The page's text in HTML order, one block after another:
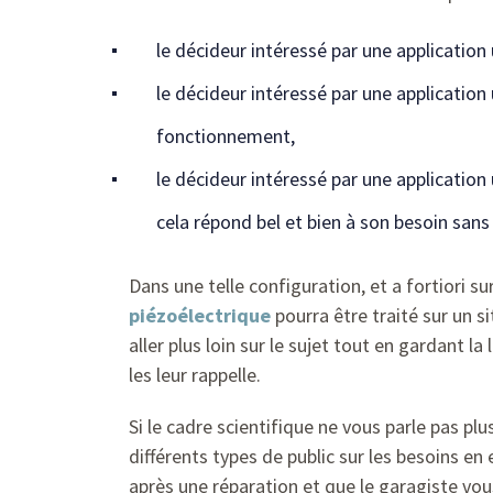
le décideur intéressé par une
le décideur intéressé par une
fonctionnement,
le décideur intéressé par une
cela répond bel et bien à son besoin
Dans une telle configuration, et a fortiori
piézoélectrique pourra être traité sur un
aller plus loin sur le sujet tout en gardant la
les leur rappelle.
Si le cadre scientifique ne vous parle pas
différents types de public sur les besoins
après une réparation et que le garagiste